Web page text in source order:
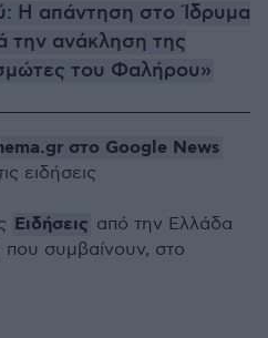
Η απάντηση στο Ίδρυμα
την ανάκληση της
του Φαλήρου»
στο Google News
ειδήσεις
Ειδήσεις από την Ελλάδα
που συμβαίνουν, στο